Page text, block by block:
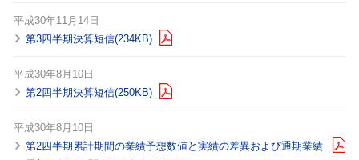
平成30年11月14日
第3四半期決算短信(234KB)
平成30年8月10日
第2四半期決算短信(250KB)
平成30年8月10日
第2四半期累計期間の業績予想数値と実績の差異および通期業績